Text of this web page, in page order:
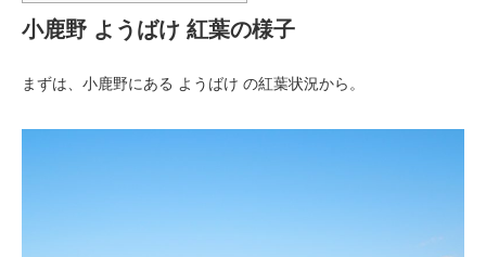
小鹿野 ようばけ 紅葉の様子
まずは、小鹿野にある ようばけ の紅葉状況から。